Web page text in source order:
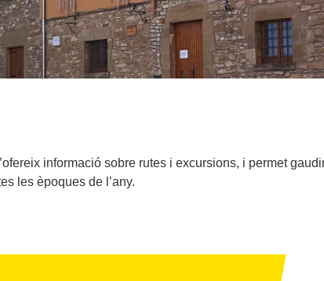
informació sobre rutes i excursions, i permet gaudir
les èpoques de l’any.